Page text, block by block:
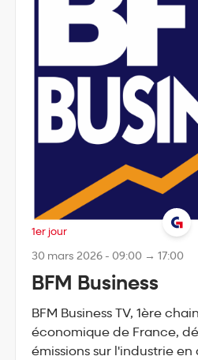
1er jour
30 mars 2026 - 09:00 → 17:00
BFM Business
BFM Business TV, 1ère
économique de France,
émissions sur l'industrie